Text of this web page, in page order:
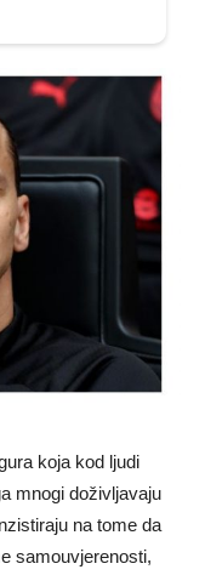
koja kod ljudi
mnogi doživljavaju
na tome da
samouvjerenosti,